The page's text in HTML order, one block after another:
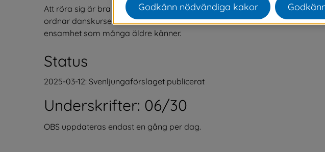
Att röra sig är bra för hälsan och speciellt viktigt för äldre. Därför önskar
ordnar danskurser eller danskvällar för oss över 60 år. Både bra för
ensamhet som många äldre känner.
Status
2025-03-12: Svenljungaförslaget publicerat
Underskrifter: 06/30
OBS uppdateras endast en gång per dag.
Godkänn nödvändiga kakor